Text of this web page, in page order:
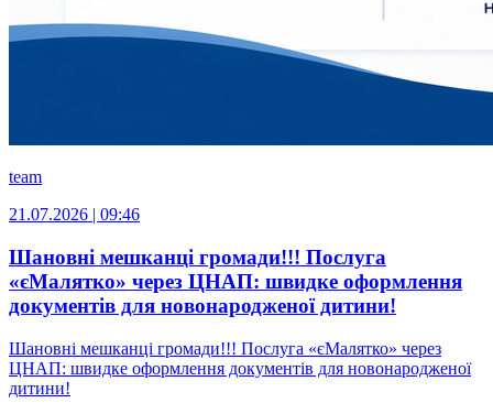
team
21.07.2026 | 09:46
Шановні мешканці громади!!! Послуга
«єМалятко» через ЦНАП: швидке оформлення
документів для новонародженої дитини!
Шановні мешканці громади!!! Послуга «єМалятко» через
ЦНАП: швидке оформлення документів для новонародженої
дитини!